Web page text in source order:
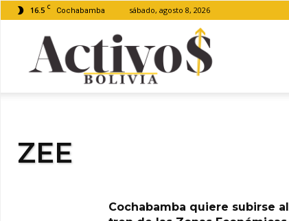
16.5 C Cochabamba sábado, agosto 8, 2026
ZEE
Cochabamba quiere subirse al